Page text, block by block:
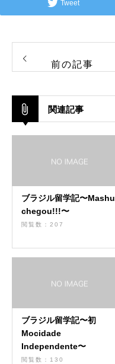
Tweet
前の記事
関連記事
ブラジル留学記〜Mashu
chegou!!!〜
閲覧数：207
ブラジル留学記〜初
Mocidade
Independente〜
閲覧数：130